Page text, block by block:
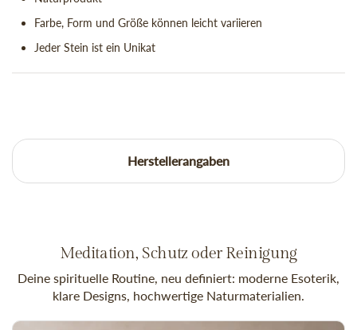
Farbe, Form und Größe können leicht variieren
Jeder Stein ist ein Unikat
Herstellerangaben
Meditation, Schutz oder Reinigung
Deine spirituelle Routine, neu definiert: moderne Esoterik,
klare Designs, hochwertige Naturmaterialien.